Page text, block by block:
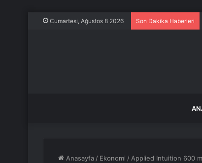
Cumartesi, Ağustos 8 2026 Son Dakika Haberleri
Anasayfa / Ekonomi / Applied Intuition 600